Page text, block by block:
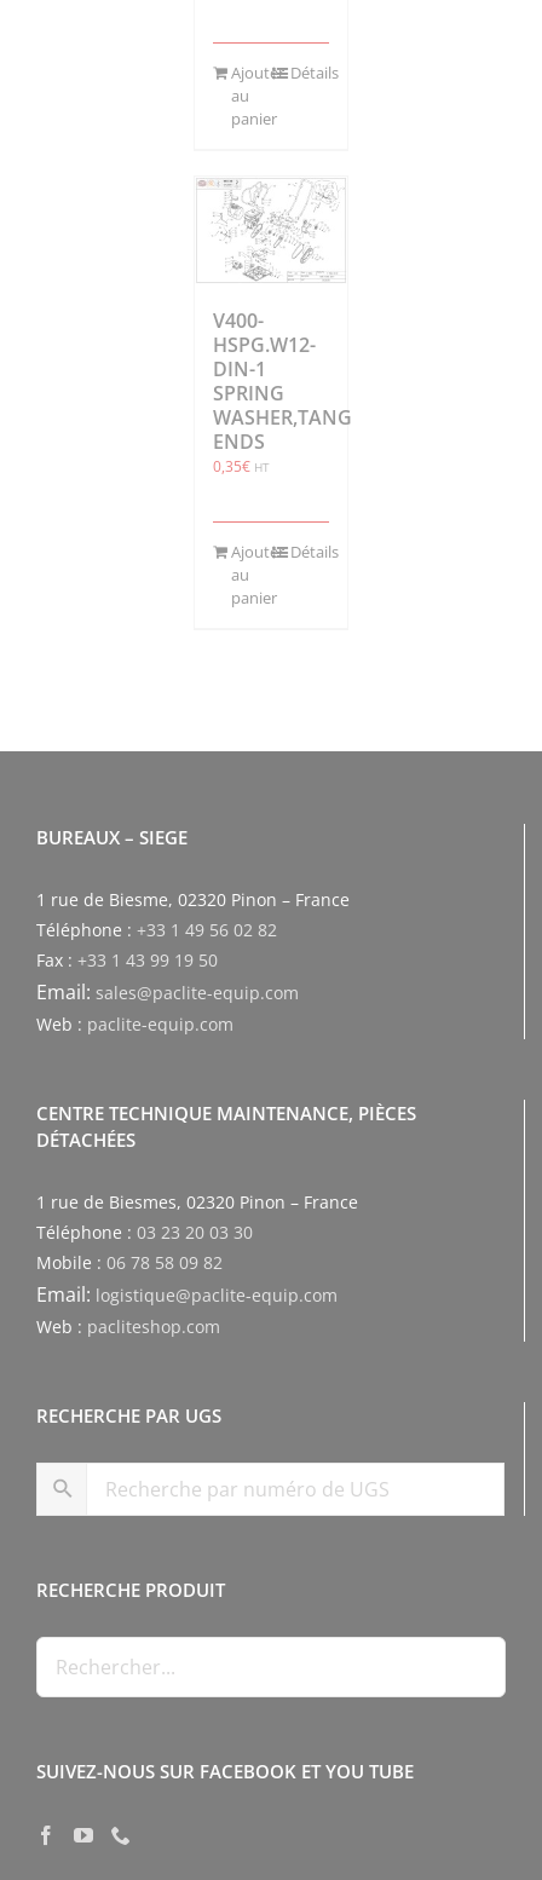
Ajouter
au
panier
Détails
V400-
HSPG.W12-
DIN-1
SPRING
WASHER,TANG
ENDS
0,35€ HT
Ajouter
au
panier
Détails
BUREAUX – SIEGE
1 rue de Biesme, 02320 Pinon – France
Téléphone : +33 1 49 56 02 82
Fax : +33 1 43 99 19 50
Email: sales@paclite-equip.com
Web : paclite-equip.com
CENTRE TECHNIQUE MAINTENANCE, PIÈCES
DÉTACHÉES
1 rue de Biesmes, 02320 Pinon – France
Téléphone : 03 23 20 03 30
Mobile : 06 78 58 09 82
Email: logistique@paclite-equip.com
Web : pacliteshop.com
RECHERCHE PAR UGS
RECHERCHE PRODUIT
SUIVEZ-NOUS SUR FACEBOOK ET YOU TUBE